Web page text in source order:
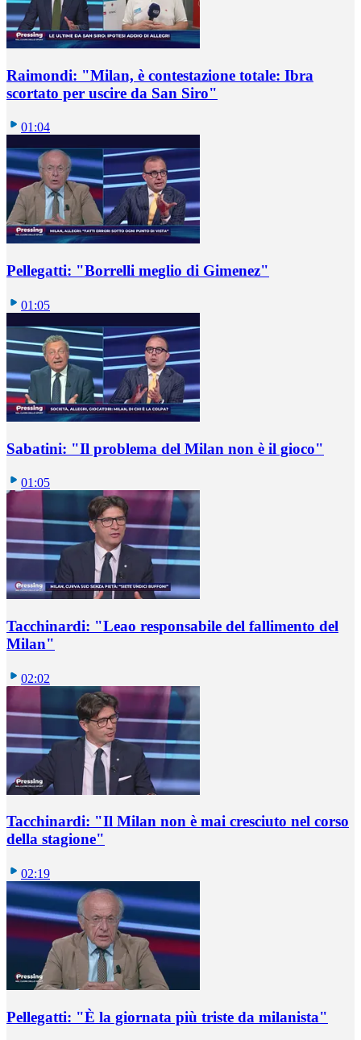
Raimondi: "Milan, è contestazione totale: Ibra
scortato per uscire da San Siro"
01:04
Pellegatti: "Borrelli meglio di Gimenez"
01:05
Sabatini: "Il problema del Milan non è il gioco"
01:05
Tacchinardi: "Leao responsabile del fallimento del
Milan"
02:02
Tacchinardi: "Il Milan non è mai cresciuto nel corso
della stagione"
02:19
Pellegatti: "È la giornata più triste da milanista"